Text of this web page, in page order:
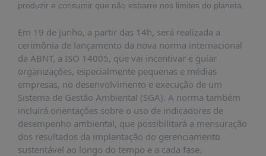
ABDE-
PRÊMIO
ABDE
DE
JORNALISMO
SABER
+
CONTATO
produzir e consumir que não esbarre nos limites do planeta.
Em 19 de junho, a partir das 14h, será realizada a
cerimônia de lançamento da nova norma internacional
da ABNT, a ISO 14005, que vai incentivar e guiar
organizações, especialmente pequenas e médias
empresas, no desenvolvimento e execução de um
Sistema de Gestão Ambiental (SGA). A norma também
incluirá orientações sobre o uso de indicadores de
desempenho ambiental, que possibilitará a mensuração
dos resultados da implantação do gerenciamento
sustentável ao longo do tempo e a cada fase.